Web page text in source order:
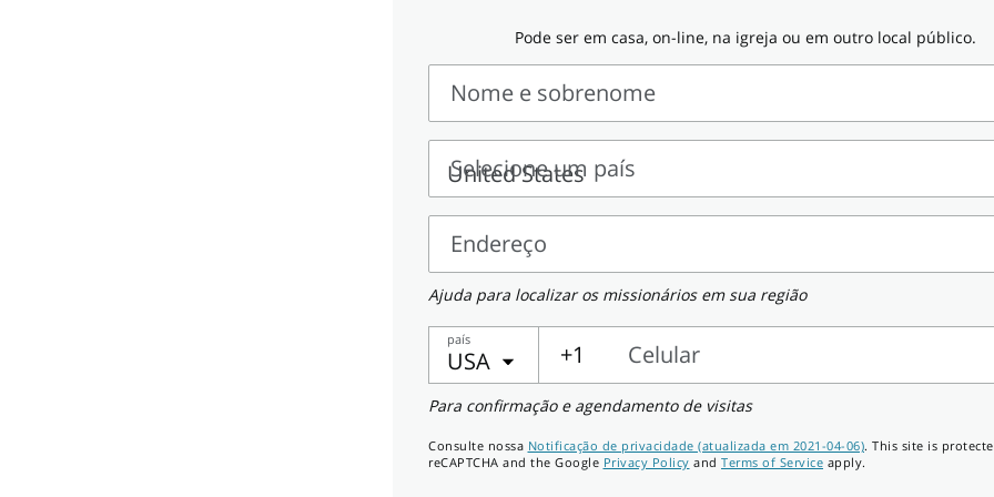
Pode ser em casa, on-line, na igreja ou em outro local público.
Nome e sobrenome
Nome
sobrenome
Selecione um país
Selecione
um
país
Endereço
Endereço
Ajuda para localizar os missionários em sua região
país
USA +1
Celular
Celular
Para confirmação e agendamento de visitas
Consulte nossa Notificação de privacidade (atualizada em 2021-04-06). This site is
reCAPTCHA and the Google Privacy Policy and Terms of Service apply.